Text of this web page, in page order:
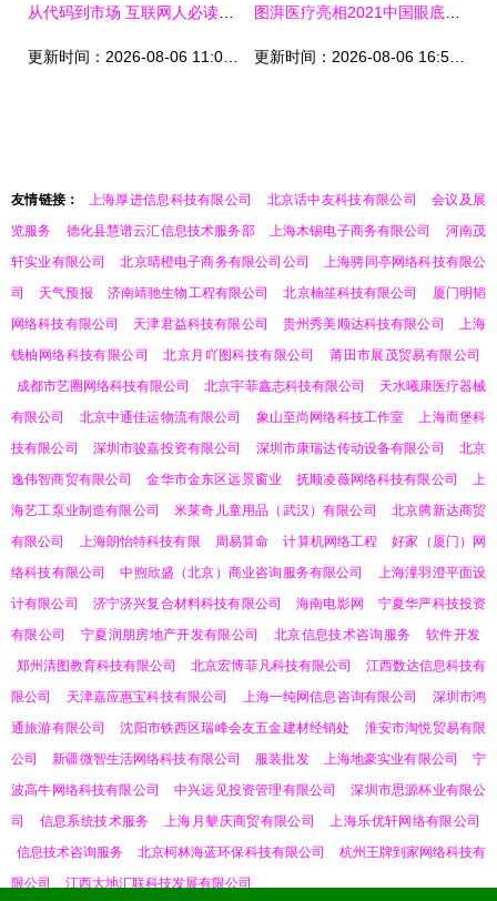
友情链接： 上海厚进信息科技有限公司 北京话中友科技有限公司
会议及展
览服务
德化县慧谱云汇信息技术服务部 上海木锡电子商务有限公司
河南茂
轩实业有限公司
北京晴橙电子商务有限公司公司
上海骋同亭网络科技有限公
司
天气预报 济南靖驰生物工程有限公司 北京楠笙科技有限公司
厦门明韬
网络科技有限公司
天津君益科技有限公司 贵州秀美顺达科技有限公司
上海
钱柚网络科技有限公司
北京月吖图科技有限公司
莆田市展茂贸易有限公司
成都市艺圈网络科技有限公司
北京宇菲鑫志科技有限公司
天水曦康医疗器械
有限公司
北京中通佳运物流有限公司 象山至尚网络科技工作室
上海而堡科
技有限公司
深圳市骏嘉投资有限公司 深圳市康瑞达传动设备有限公司
北京
逸伟智商贸有限公司
金华市金东区远景窗业 抚顺凌薇网络科技有限公司
上
海艺工泵业制造有限公司
米莱奇儿童用品（武汉）有限公司
北京腾新达商贸
有限公司
上海朗怡特科技有限 周易算命 计算机网络工程
好家（厦门）网
络科技有限公司
中煦欣盛（北京）商业咨询服务有限公司
上海潼羽澄平面设
计有限公司
济宁济兴复合材料科技有限公司 海南电影网
宁夏华严科技投资
有限公司
宁夏润朋房地产开发有限公司 北京信息技术咨询服务
软件开发
郑州清图教育科技有限公司
北京宏博菲凡科技有限公司
江西数达信息科技有
限公司
天津嘉应惠宝科技有限公司 上海一纯网信息咨询有限公司
深圳市鸿
通旅游有限公司
沈阳市铁西区瑞峰会友五金建材经销处
淮安市淘悦贸易有限
公司
新疆微智生活网络科技有限公司 服装批发 上海地豪实业有限公司
宁
波高牛网络科技有限公司
中兴远见投资管理有限公司
深圳市思源杯业有限公
司
信息系统技术服务 上海月颦庆商贸有限公司
上海乐优轩网络有限公司
信息技术咨询服务
北京柯林海蓝环保科技有限公司
杭州王牌到家网络科技有
限公司
江西大地汇联科技发展有限公司